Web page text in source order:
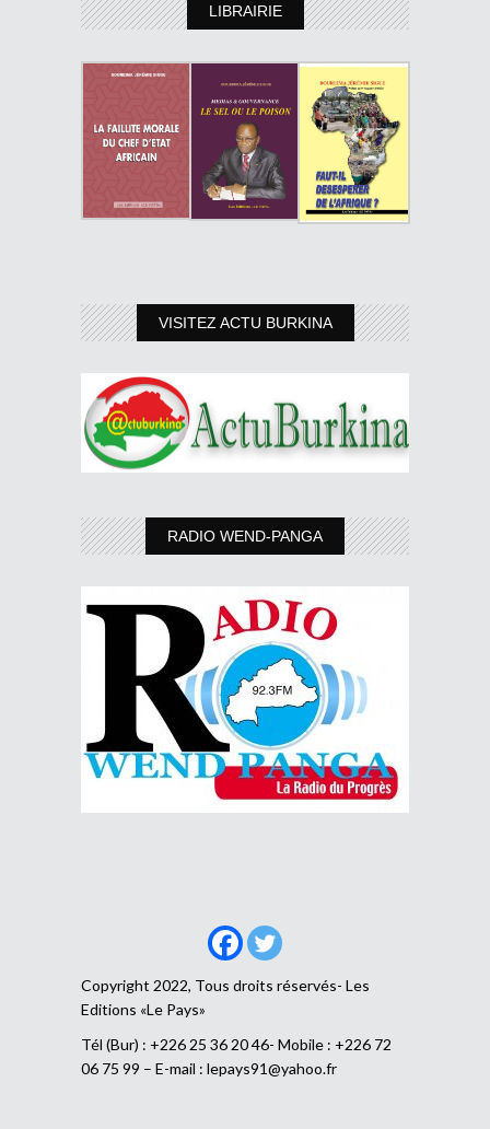
LIBRAIRIE
VISITEZ ACTU BURKINA
RADIO WEND-PANGA
Copyright 2022, Tous droits réservés- Les
Editions «Le Pays»
Tél (Bur) : +226 25 36 20 46- Mobile : +226 72
06 75 99 – E-mail : lepays91@yahoo.fr